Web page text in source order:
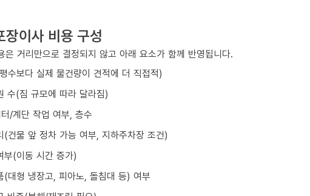
장이사 비용 구성
은 거리만으로 결정되지 않고 아래 요소가 함께 반영됩니다.
수보다 실제 물건량이 견적에 더 직접적)
수(짐 규모에 따라 달라짐)
/계단 작업 여부, 층수
(건물 앞 정차 가능 여부, 지하주차장 조건)
부(이동 시간 증가)
(대형 냉장고, 피아노, 돌침대 등) 여부